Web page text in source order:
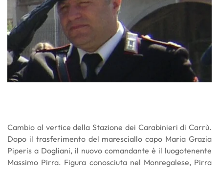
Cambio al vertice della Stazione dei Carabinieri di Carrù.
Dopo il trasferimento del maresciallo capo Maria Grazia
Piperis a Dogliani, il nuovo comandante è il luogotenente
Massimo Pirra. Figura conosciuta nel Monregalese, Pirra